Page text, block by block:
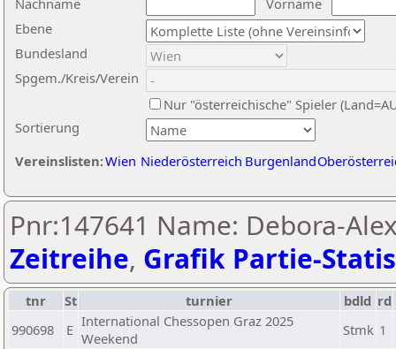
Nachname
Vorname
Ebene
Sortierung
Bundesland
Spgem./Kreis/Verein
Nur "österreichische" Spieler
Vereinslisten:Wien Niederösterreich Burgenland
Pnr:147641 Name: Debora-
Zeitreihe, Grafik Partie-
tnr St turnier bdld rd
990698
E International Chessopen Graz 2025
Weekend
Stmk 1